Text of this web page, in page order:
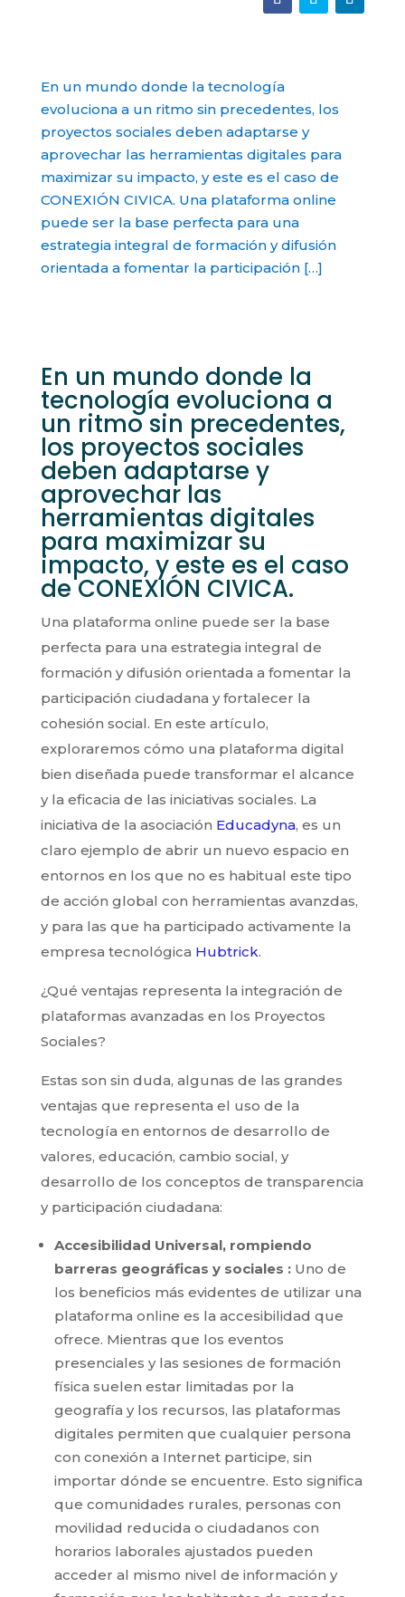
En un mundo donde la tecnología
evoluciona a un ritmo sin precedentes, los
proyectos sociales deben adaptarse y
aprovechar las herramientas digitales para
maximizar su impacto, y este es el caso de
CONEXIÓN CIVICA. Una plataforma online
puede ser la base perfecta para una
estrategia integral de formación y difusión
orientada a fomentar la participación […]
En un mundo donde la
tecnología evoluciona a
un ritmo sin precedentes,
los proyectos sociales
deben adaptarse y
aprovechar las
herramientas digitales
para maximizar su
impacto, y este es el caso
de CONEXIÓN CIVICA.
Una plataforma online puede ser la base
perfecta para una estrategia integral de
formación y difusión orientada a fomentar la
participación ciudadana y fortalecer la
cohesión social. En este artículo,
exploraremos cómo una plataforma digital
bien diseñada puede transformar el alcance
y la eficacia de las iniciativas sociales. La
iniciativa de la asociación Educadyna, es un
claro ejemplo de abrir un nuevo espacio en
entornos en los que no es habitual este tipo
de acción global con herramientas avanzdas,
y para las que ha participado activamente la
empresa tecnológica Hubtrick.
¿Qué ventajas representa la integración de
plataformas avanzadas en los Proyectos
Sociales?
Estas son sin duda, algunas de las grandes
ventajas que representa el uso de la
tecnología en entornos de desarrollo de
valores, educación, cambio social, y
desarrollo de los conceptos de transparencia
y participación ciudadana:
Accesibilidad Universal, rompiendo
barreras geográficas y sociales : Uno de
los beneficios más evidentes de utilizar una
plataforma online es la accesibilidad que
ofrece. Mientras que los eventos
presenciales y las sesiones de formación
física suelen estar limitadas por la
geografía y los recursos, las plataformas
digitales permiten que cualquier persona
con conexión a Internet participe, sin
importar dónde se encuentre. Esto significa
que comunidades rurales, personas con
movilidad reducida o ciudadanos con
horarios laborales ajustados pueden
acceder al mismo nivel de información y